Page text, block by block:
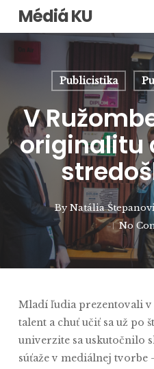
Skip
main
content
Médiá KU
Publicistika
V
originalitu
By Natália
No
Mladí ľudia prezentovali v
talent a chuť učiť sa už po
univerzite sa uskutočnilo
súťaže v mediálnej tvorbe